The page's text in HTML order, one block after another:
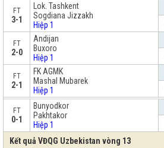
FT
3-1
Lok. Tashkent
Sogdiana Jizzakh
Hiệp 1
FT
2-0
Andijan
Buxoro
Hiệp 1
FT
2-1
FK AGMK
Mashal Mubarek
Hiệp 1
FT
0-1
Bunyodkor
Pakhtakor
Hiệp 1
Kết quả VĐQG Uzbekistan vòng 13